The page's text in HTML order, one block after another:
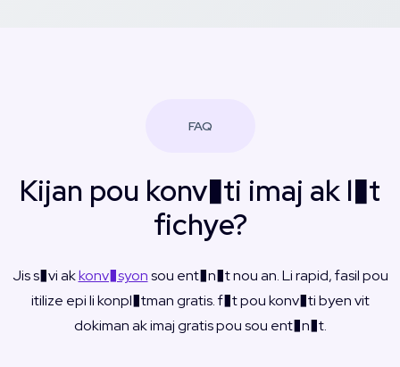
FAQ
Kijan pou konv�ti imaj ak l�t
fichye?
Jis s�vi akkonv�syonsou ent�n�t nou an. Li rapid, fasil pou
itilize epi li konpl�tman gratis. f�t pou konv�ti byen vit
dokiman ak imaj gratis pou sou ent�n�t.